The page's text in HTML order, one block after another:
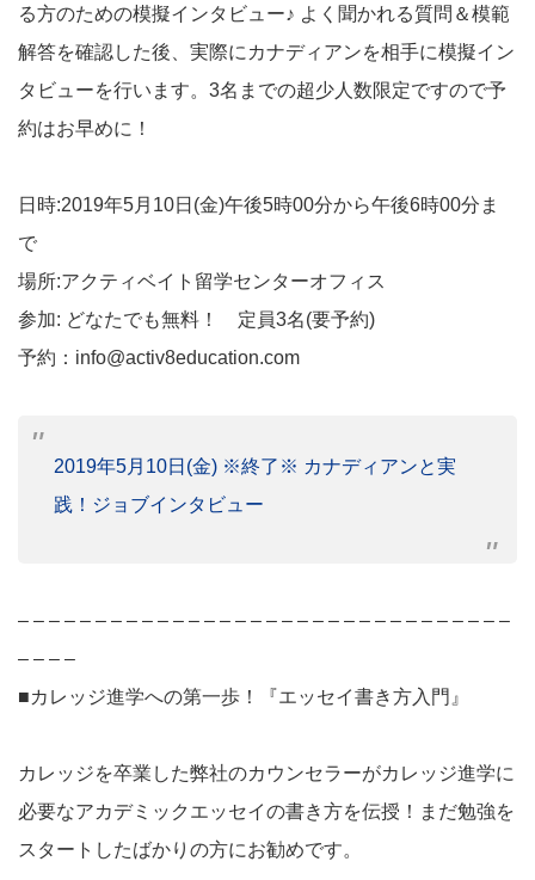
る方のための模擬インタビュー♪ よく聞かれる質問＆模範
解答を確認した後、実際にカナディアンを相手に模擬イン
タビューを行います。3名までの超少人数限定ですので予
約はお早めに！
日時:2019年5月10日(金)午後5時00分から午後6時00分ま
で
場所:アクティベイト留学センターオフィス
参加: どなたでも無料！ 定員3名(要予約)
予約：info@activ8education.com
2019年5月10日(金) ※終了※ カナディアンと実
践！ジョブインタビュー
– – – – – – – – – – – – – – – – – – – – – – – – – – – – – – – –
– – – –
■カレッジ進学への第一歩！『エッセイ書き方入門』
カレッジを卒業した弊社のカウンセラーがカレッジ進学に
必要なアカデミックエッセイの書き方を伝授！まだ勉強を
スタートしたばかりの方にお勧めです。